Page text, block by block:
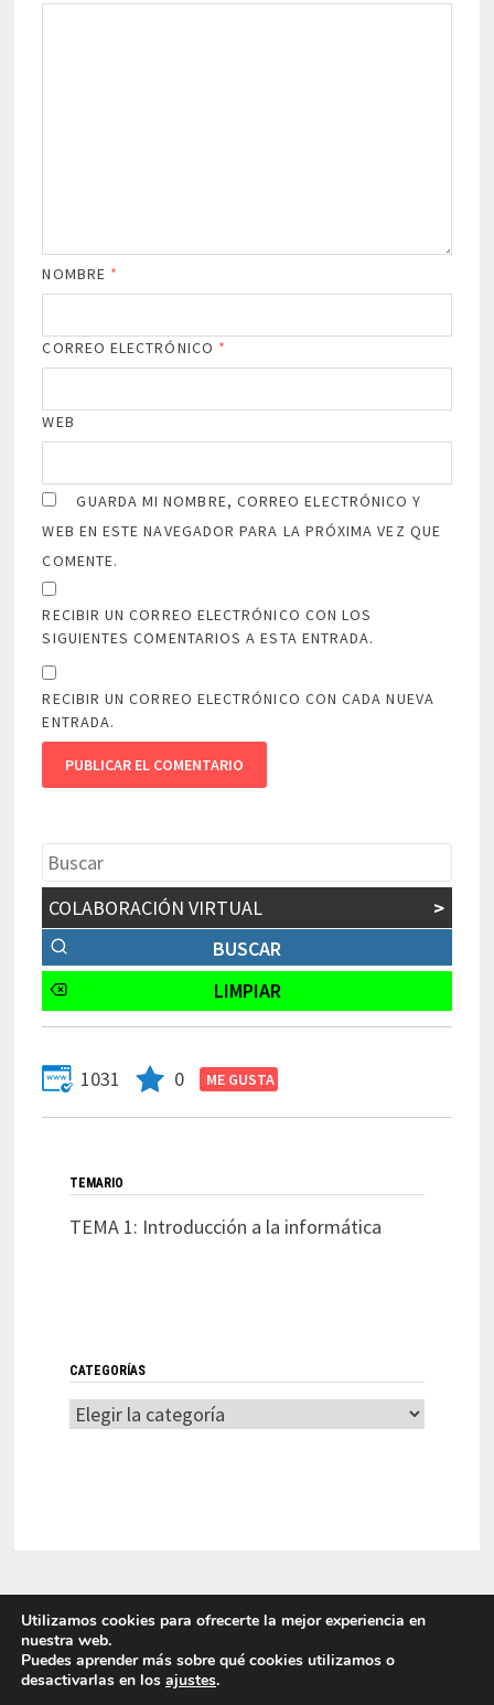
NOMBRE *
CORREO ELECTRÓNICO *
WEB
GUARDA MI NOMBRE, CORREO ELECTRÓNICO Y
WEB EN ESTE NAVEGADOR PARA LA PRÓXIMA VEZ QUE
COMENTE.
RECIBIR UN CORREO ELECTRÓNICO CON LOS
SIGUIENTES COMENTARIOS A ESTA ENTRADA.
RECIBIR UN CORREO ELECTRÓNICO CON CADA NUEVA
ENTRADA.
COLABORACIÓN VIRTUAL >
1031 0
TEMARIO
TEMA 1: Introducción a la informática
CATEGORÍAS
Categorías
LITI 2025 Laboratorio de Innovación en Tecnologías de la
Utilizamos cookies para ofrecerte la mejor experiencia en
nuestra web.
Puedes aprender más sobre qué cookies utilizamos o
desactivarlas en los ajustes.